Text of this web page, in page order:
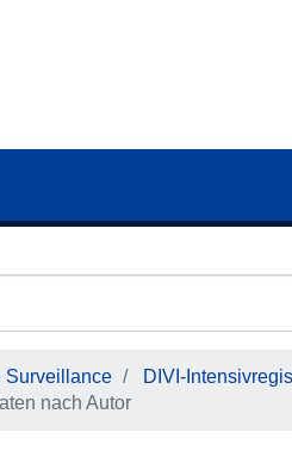
Surveillance DIVI-
nach Autor